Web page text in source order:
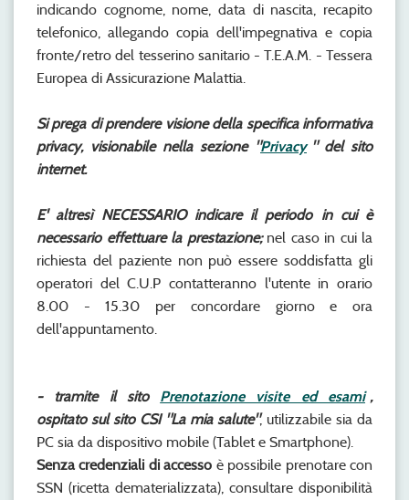
indicando cognome, nome, data di nascita, recapito
telefonico, allegando copia dell'impegnativa e copia
fronte/retro del tesserino sanitario - T.E.A.M. - Tessera
Europea di Assicurazione Malattia.
Si prega di prendere visione della specifica informativa
privacy, visionabile nella sezione"Privacy " del sito
internet.
E' altresì NECESSARIO indicare il periodo in cui è
necessario effettuare la prestazione; nel caso in cui la
richiesta del paziente non può essere soddisfatta gli
operatori del C.U.P contatteranno l'utente in orario
8.00 - 15.30 per concordare giorno e ora
dell'appuntamento.
- tramite il sito Prenotazione visite ed esami ,
ospitato sul sito CSI "La mia salute", utilizzabile sia da
PC sia da dispositivo mobile (Tablet e Smartphone).
Senza credenziali di accesso è possibile prenotare con
SSN (ricetta dematerializzata), consultare disponibilità